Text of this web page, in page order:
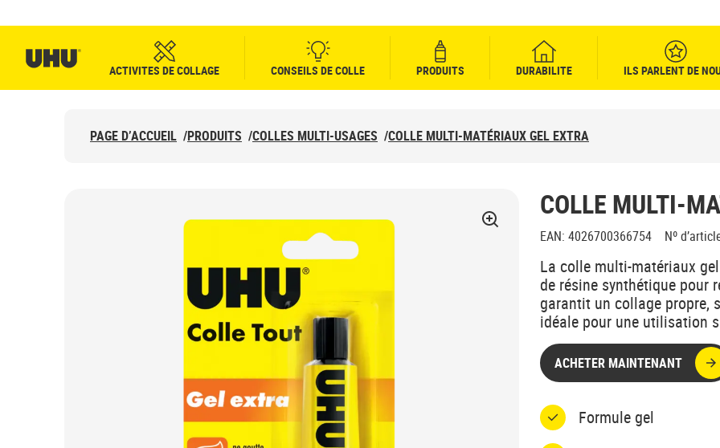
ACTIVITES DE COLLAGE CONSEILS DE COLLE PRODUITS DURABILITE ILS PARLENT DE
PAGE D’ACCUEIL /PRODUITS /COLLES MULTI-USAGES /COLLE MULTI-MATÉRIAUX GEL EXTRA
COLLE MULTI-
EAN: 4026700366754 Nº
La colle multi-matériaux
de résine synthétique pour
garantit un collage propre,
idéale pour une utilisation
ACHETER MAINTENANT
Formule gel